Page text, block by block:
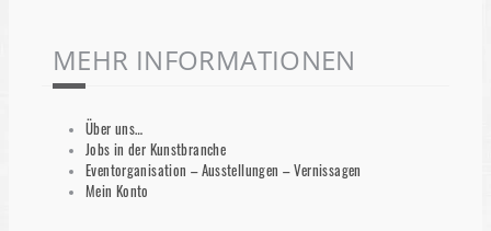
MEHR INFORMATIONEN
Über uns…
Jobs in der Kunstbranche
Eventorganisation – Ausstellungen – Vernissagen
Mein Konto